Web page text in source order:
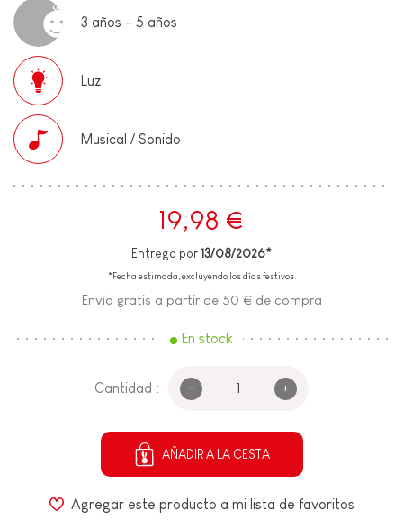
3 años - 5 años
Luz
Musical / Sonido
19,98 €
Entrega por 13/08/2026*
*Fecha estimada, excluyendo los días festivos.
Envío gratis a partir de 50 € de compra
En stock
Cantidad : - +
AÑADIR A LA CESTA
Agregar este producto a mi lista de favoritos